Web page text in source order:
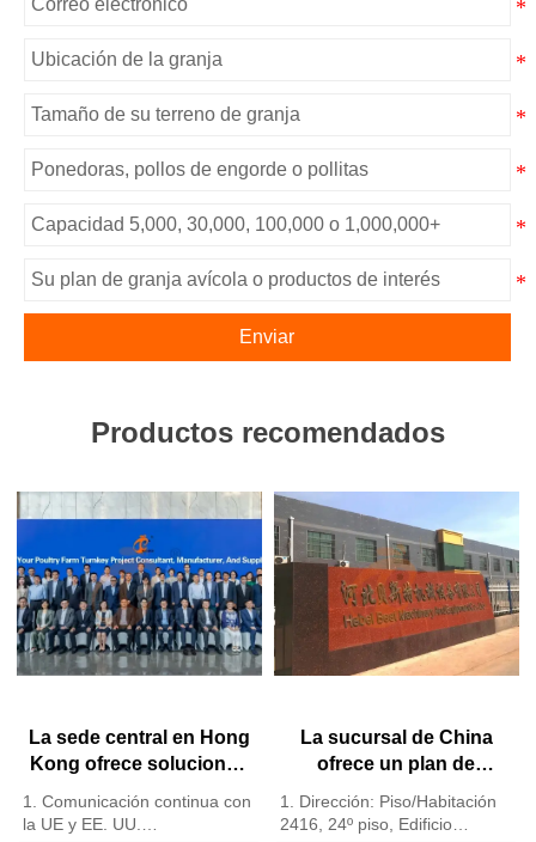
Enviar
Productos recomendados
La sede central en Hong
Kong ofrece soluciones
según los estándares de
1. Comunicación continua con
la UE y EE. UU.
La sucursal de China
ofrece un plan de
avícolas y fabrica
1. Dirección: Piso/Habitación
2416, 24º piso, Edificio